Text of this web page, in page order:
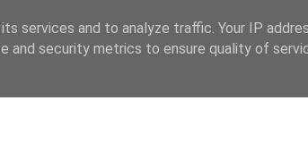
services and to analyze traffic. Your IP
and security metrics to ensure quality of